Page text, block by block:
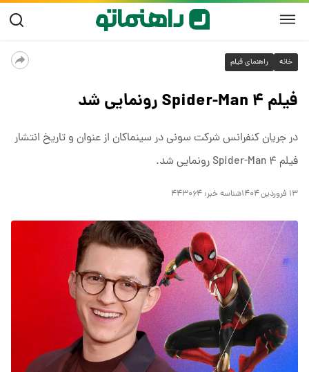
خانه راهنمای فیلم
فیلم Spider-Man ۴ رونمایی شد
در جریان کنفرانس شرکت سونی در سینماکان از عنوان و تاریخ انتشار
فیلم Spider-Man ۴ رونمایی شد.
۱۳ فروردین ۱۴۰۴ شناسه خبر: ۴۴۳۰۶۴